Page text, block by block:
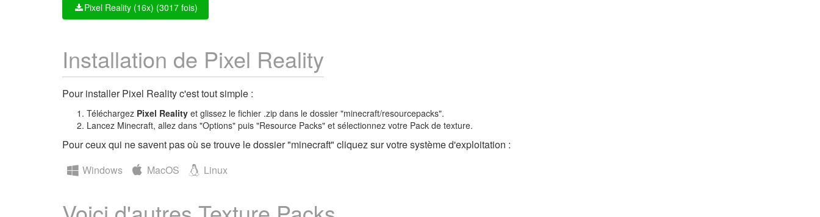
Pixel Reality (16x) (3017 fois)
Installation de Pixel Reality
Pour installer Pixel Reality c'est tout simple :
Téléchargez Pixel Reality et glissez le fichier .zip dans le dossier "minecraft/resourcepacks".
Lancez Minecraft, allez dans "Options" puis "Resource Packs" et sélectionnez votre Pack de texture.
Pour ceux qui ne savent pas où se trouve le dossier "minecraft" cliquez sur votre système d'exploitation :
Windows
MacOS Linux